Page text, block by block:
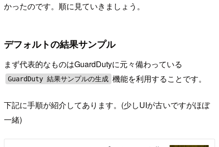
かったのです。順に見ていきましょう。
デフォルトの結果サンプル
まず代表的なものはGuardDutyに元々備わっている
GuardDuty 結果サンプルの生成 機能を利用することです。
下記に手順が紹介してあります。(少しUIが古いですがほぼ
一緒)